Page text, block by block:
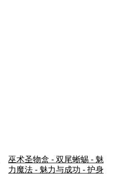
巫术圣物盒 - 双尾蜥蜴 - 魅
力魔法 - 魅力与成功 - 护身